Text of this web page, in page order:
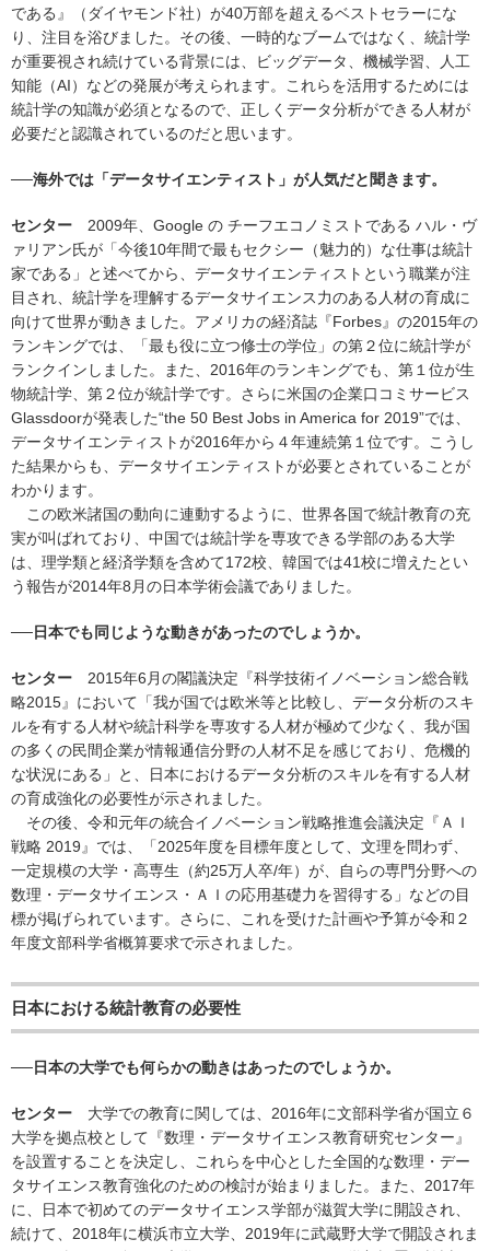
である』（ダイヤモンド社）が40万部を超えるベストセラーにな
り、注目を浴びました。その後、一時的なブームではなく、統計学
が重要視され続けている背景には、ビッグデータ、機械学習、人工
知能（AI）などの発展が考えられます。これらを活用するためには
統計学の知識が必須となるので、正しくデータ分析ができる人材が
必要だと認識されているのだと思います。
──海外では「データサイエンティスト」が人気だと聞きます。
センター 2009年、Google の チーフエコノミストである ハル・ヴ
ァリアン氏が「今後10年間で最もセクシー（魅力的）な仕事は統計
家である」と述べてから、データサイエンティストという職業が注
目され、統計学を理解するデータサイエンス力のある人材の育成に
向けて世界が動きました。アメリカの経済誌『Forbes』の2015年の
ランキングでは、「最も役に立つ修士の学位」の第２位に統計学が
ランクインしました。また、2016年のランキングでも、第１位が生
物統計学、第２位が統計学です。さらに米国の企業口コミサービス
Glassdoorが発表した“the 50 Best Jobs in America for 2019”では、
データサイエンティストが2016年から４年連続第１位です。こうし
た結果からも、データサイエンティストが必要とされていることが
わかります。
この欧米諸国の動向に連動するように、世界各国で統計教育の充
実が叫ばれており、中国では統計学を専攻できる学部のある大学
は、理学類と経済学類を含めて172校、韓国では41校に増えたとい
う報告が2014年8月の日本学術会議でありました。
──日本でも同じような動きがあったのでしょうか。
センター 2015年6月の閣議決定『科学技術イノベーション総合戦
略2015』において「我が国では欧米等と比較し、データ分析のスキ
ルを有する人材や統計科学を専攻する人材が極めて少なく、我が国
の多くの民間企業が情報通信分野の人材不足を感じており、危機的
な状況にある」と、日本におけるデータ分析のスキルを有する人材
の育成強化の必要性が示されました。
その後、令和元年の統合イノベーション戦略推進会議決定『ＡＩ
戦略 2019』では、「2025年度を目標年度として、文理を問わず、
一定規模の大学・高専生（約25万人卒/年）が、自らの専門分野への
数理・データサイエンス・ＡＩの応用基礎力を習得する」などの目
標が掲げられています。さらに、これを受けた計画や予算が令和２
年度文部科学省概算要求で示されました。
日本における統計教育の必要性
──日本の大学でも何らかの動きはあったのでしょうか。
センター 大学での教育に関しては、2016年に文部科学省が国立６
大学を拠点校として『数理・データサイエンス教育研究センター』
を設置することを決定し、これらを中心とした全国的な数理・デー
タサイエンス教育強化のための検討が始まりました。また、2017年
に、日本で初めてのデータサイエンス学部が滋賀大学に開設され、
続けて、2018年に横浜市立大学、2019年に武蔵野大学で開設されま